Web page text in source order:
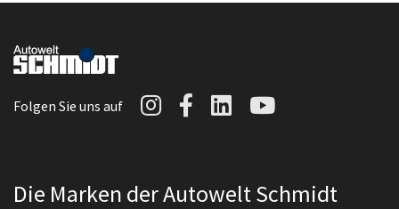
Folgen Sie uns auf Autowelt Schmidt auf
Autowelt Schmidt
AutoweltAutowelt
Die Marken der Autowelt Schmidt